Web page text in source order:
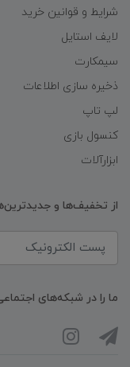
شرایط و قوانین خرید
لایف استایل
سیمکارت
ذخیره سازی اطلاعات
لپ تاپ
کنسول بازی
ابزارآلات
از تخفیف‌ها و
ما را در شبکه‌های